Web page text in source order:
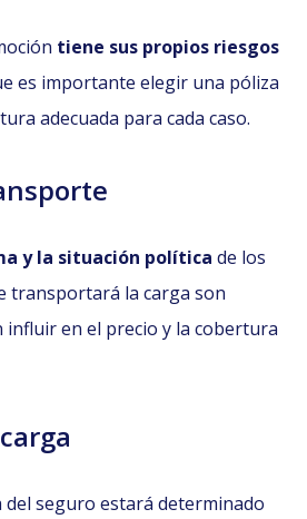
tiene sus propios riesgos
es importante elegir una póliza
adecuada para cada caso.
y la situación política de los
transportará la carga son
influir en el precio y la cobertura
del seguro estará determinado